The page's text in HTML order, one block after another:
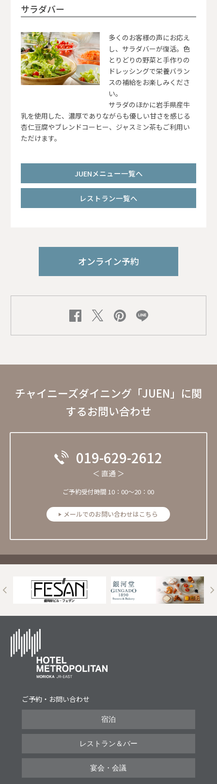
サラダバー
多くのお客様の声にお応え
し、サラダバーが復活。色
とりどりの野菜と手作りの
ドレッシングで栄養バラン
スの補給をお楽しみくださ
い。
サラダのほかに岩手県産牛
乳を使用した、濃厚でありながらも優しい甘さを感じる
杏仁豆腐やブレンドコーヒー、ジャスミン茶もご利用い
ただけます。
JUENメニュー一覧へ
レストラン一覧へ
オンライン予約
チャイニーズダイニング「JUEN」に関
するお問い合わせ
019-629-2612
＜ 直通 ＞
ご予約受付時間 10：00～20：00
メールでのお問い合わせはこちら
ご予約・お問い合わせ
宿泊
レストラン＆バー
宴会・会議